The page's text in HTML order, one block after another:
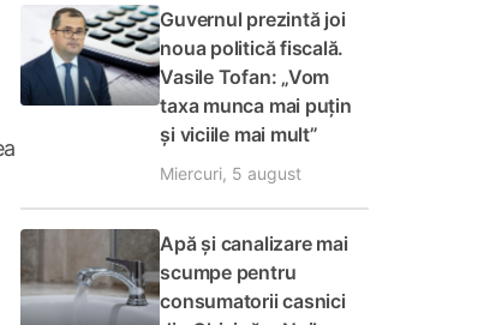
Guvernul prezintă joi
noua politică fiscală.
Vasile Tofan: „Vom
taxa munca mai puțin
și viciile mai mult”
Miercuri, 5 august
Apă și canalizare mai
scumpe pentru
consumatorii casnici